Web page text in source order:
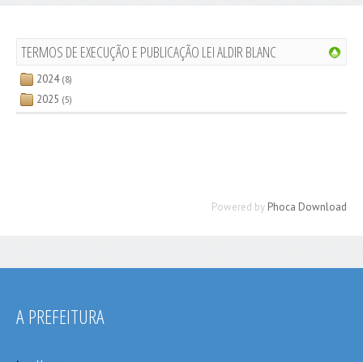
TERMOS DE EXECUÇÃO E PUBLICAÇÃO LEI ALDIR BLANC
2024 (8)
2025 (5)
Powered by Phoca Download
A PREFEITURA